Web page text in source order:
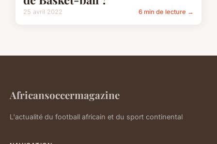
25 avril 2022 6 min de lecture →
Africansoccermagazine
L'actualité du football africain et du sport continental